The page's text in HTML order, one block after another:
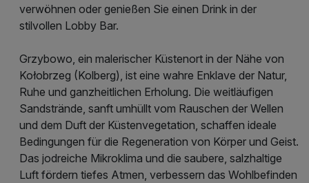
verwöhnen oder genießen Sie einen Drink in der
stilvollen Lobby Bar.
Grzybowo, ein malerischer Küstenort in der Nähe von
Kołobrzeg (Kolberg), ist eine wahre Enklave der Natur,
Ruhe und ganzheitlichen Erholung. Die weitläufigen
Sandstrände, sanft umhüllt vom Rauschen der Wellen
und dem Duft der Küstenvegetation, schaffen ideale
Bedingungen für die Regeneration von Körper und Geist.
Das jodreiche Mikroklima und die saubere, salzhaltige
Luft fördern tiefes Atmen, verbessern das Wohlbefinden